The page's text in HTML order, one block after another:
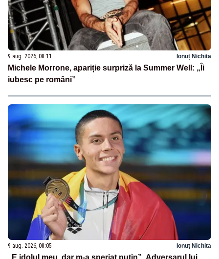
9 aug. 2026, 08:11 Ionuț Nichita
Michele Morrone, apariție surpriză la Summer Well: „Îi
iubesc pe români”
9 aug. 2026, 08:05 Ionuț Nichita